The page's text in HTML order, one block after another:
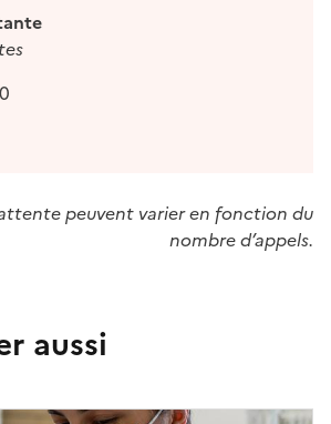
peuvent varier en fonction du
nombre d’appels.
aussi